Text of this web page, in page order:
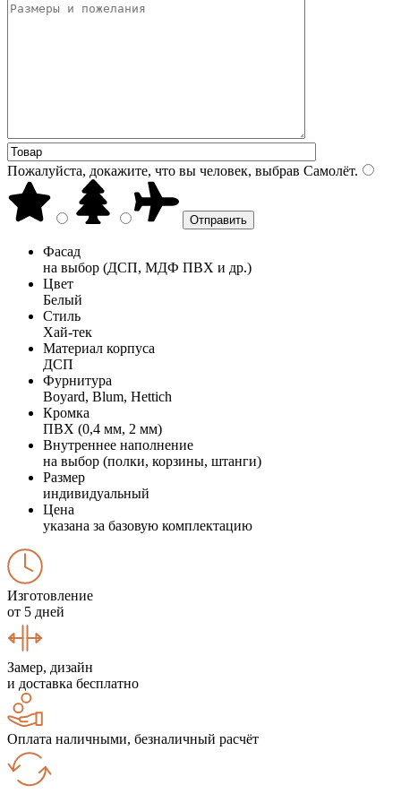
Пожалуйста, докажите, что вы человек, выбрав Самолёт.
Фасад
на выбор (ДСП, МДФ ПВХ и др.)
Цвет
Белый
Стиль
Хай-тек
Материал корпуса
ДСП
Фурнитура
Boyard, Blum, Hettich
Кромка
ПВХ (0,4 мм, 2 мм)
Внутреннее наполнение
на выбор (полки, корзины, штанги)
Размер
индивидуальный
Цена
указана за базовую комплектацию
Изготовление
от 5 дней
Замер, дизайн
и доставка бесплатно
Оплата наличными, безналичный расчёт